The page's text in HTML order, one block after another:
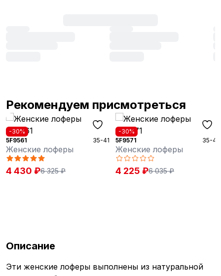
Рекомендуем присмотреться
-30%
5F9561
35-41
Женские лоферы
4 430 ₽6 325 ₽
-30%
5F9571
35-41
Женские лоферы
4 225 ₽6 035 ₽
Описание
Эти женские лоферы выполнены из натуральной